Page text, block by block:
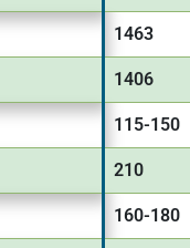
1463
1406
115-150
210
160-180